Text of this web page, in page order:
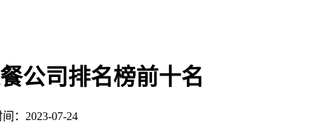
公司排名榜前十名
：2023-07-24